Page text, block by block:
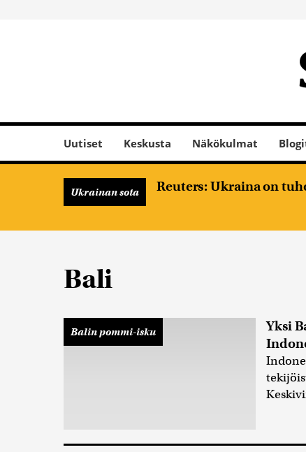
Uutiset Keskusta Näkökulmat
Ukrainan sota Reuters: Ukraina on
Bali
Balin pommi-isku
Yksi